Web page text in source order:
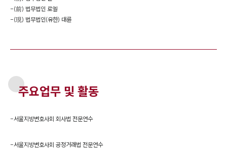
-(前) 법무법인 로엘
-(現) 법무법인(유한) 대륜
주요업무 및 활동
-서울지방변호사회 회사법 전문연수
-서울지방변호사회 공정거래법 전문연수